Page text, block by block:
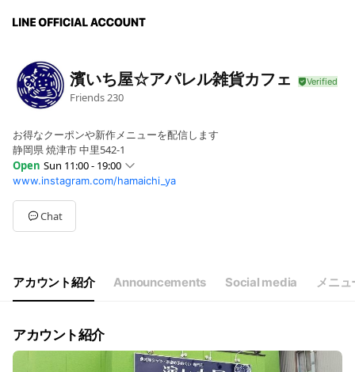
濱いち屋☆アパレル雑貨カフェ
Friends 230
お得なクーポンや新作メニューを配信します
静岡県 焼津市 中里542-1
Open Sun 11:00 - 19:00
Sun11:00 - 19:00
Mon11:00 - 19:00
TueClosed
Wed11:00 - 19:00
11:00 - 19:00
火曜定休 （夏シーズンは無休で営業します）
www.instagram.com/hamaichi_ya
Chat
アカウント紹介 Announcements Social media メニュ
アカウント紹介